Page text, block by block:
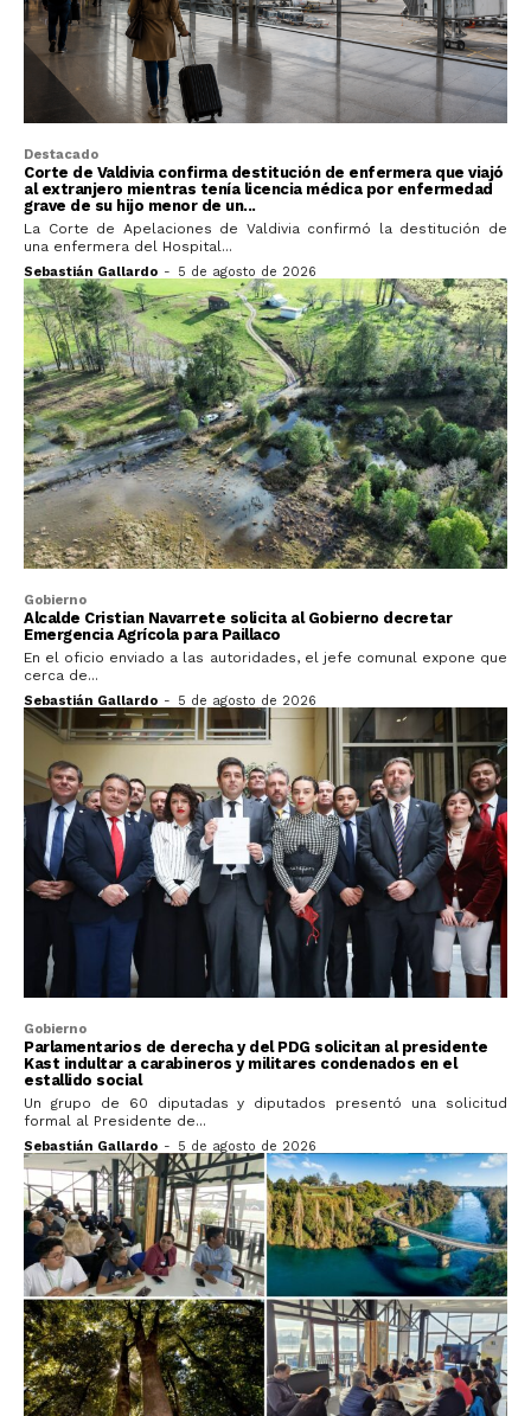
Destacado
Corte de Valdivia confirma destitución de enfermera que viajó
al extranjero mientras tenía licencia médica por enfermedad
grave de su hijo menor de un...
La Corte de Apelaciones de Valdivia confirmó la destitución de
una enfermera del Hospital...
Sebastián Gallardo - 5 de agosto de 2026
Gobierno
Alcalde Cristian Navarrete solicita al Gobierno decretar
Emergencia Agrícola para Paillaco
En el oficio enviado a las autoridades, el jefe comunal expone que
cerca de...
Sebastián Gallardo - 5 de agosto de 2026
Gobierno
Parlamentarios de derecha y del PDG solicitan al presidente
Kast indultar a carabineros y militares condenados en el
estallido social
Un grupo de 60 diputadas y diputados presentó una solicitud
formal al Presidente de...
Sebastián Gallardo - 5 de agosto de 2026